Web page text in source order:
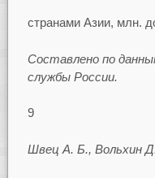
странами Азии, млн.
Составлено по
службы России.
9
Швец А. Б., Вольхин